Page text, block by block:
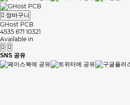
장바구니
GHost PCB
4535 671 10321
Available in
SNS 공유